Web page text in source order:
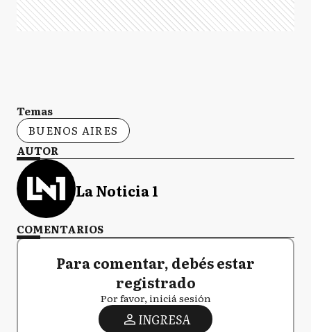
Temas
BUENOS AIRES
AUTOR
La Noticia 1
COMENTARIOS
Para comentar, debés estar
registrado
Por favor, iniciá sesión
INGRESA